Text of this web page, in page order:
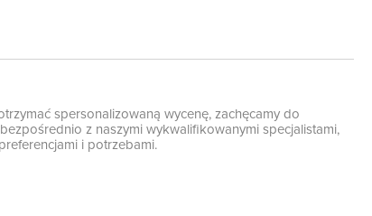
spersonalizowaną wycenę, zachęcamy do
z naszymi wykwalifikowanymi specjalistami,
i potrzebami.